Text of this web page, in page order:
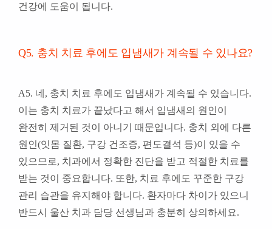
건강에 도움이 됩니다.
Q5. 충치 치료 후에도 입냄새가 계속될 수 있나요?
A5. 네, 충치 치료 후에도 입냄새가 계속될 수 있습니다.
이는 충치 치료가 끝났다고 해서 입냄새의 원인이
완전히 제거된 것이 아니기 때문입니다. 충치 외에 다른
원인(잇몸 질환, 구강 건조증, 편도결석 등)이 있을 수
있으므로, 치과에서 정확한 진단을 받고 적절한 치료를
받는 것이 중요합니다. 또한, 치료 후에도 꾸준한 구강
관리 습관을 유지해야 합니다. 환자마다 차이가 있으니
반드시 울산 치과 담당 선생님과 충분히 상의하세요.